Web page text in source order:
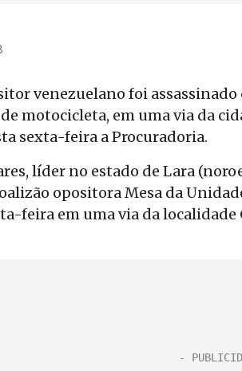
venezuelano foi
motocicleta, em uma via da
sexta-feira a Procuradoria.
líder no estado de Lara
opositora Mesa da
feira em uma via da